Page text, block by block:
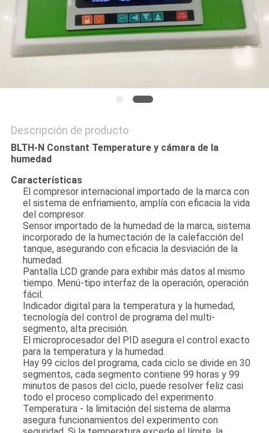
Descripción de producto
BLTH-N Constant Temperature y cámara de la
humedad
Características
El compresor internacional importado de la marca con
el sistema de enfriamiento, amplía con eficacia la vida
del compresor.
Sensor importado de la humedad de la marca, sistema
incorporado de la humectación de la calefacción del
tanque, asegurando con eficacia la desviación de la
humedad.
Pantalla LCD grande para exhibir más datos al mismo
tiempo. Menú-tipo interfaz de la operación, operación
fácil.
Indicador digital para la temperatura y la humedad,
tecnología del control de programa del multi-
segmento, alta precisión.
El microprocesador del PID asegura el control exacto
para la temperatura y la humedad.
Hay 99 ciclos del programa, cada ciclo se divide en 30
segmentos, cada segmento contiene 99 horas y 99
minutos de pasos del ciclo, puede resolver feliz casi
todo el proceso complicado del experimento.
Temperatura - la limitación del sistema de alarma
asegura funcionamientos del experimento con